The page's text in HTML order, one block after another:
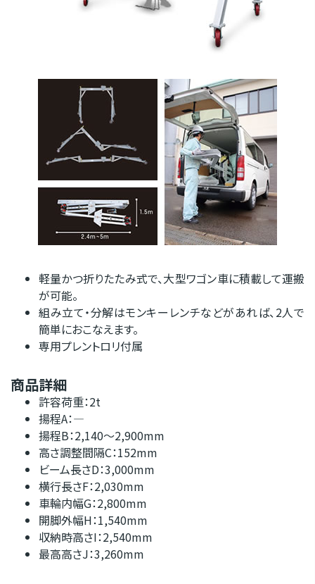
軽量かつ折りたたみ式で、大型ワゴン車に積載して運搬
が可能。
組み立て・分解はモンキーレンチなどがあれば、2人で
簡単におこなえます。
専用プレントロリ付属
商品詳細
許容荷重：2t
揚程A：―
揚程B：2,140～2,900mm
高さ調整間隔C：152mm
ビーム長さD：3,000mm
横行長さF：2,030mm
車輪内幅G：2,800mm
開脚外幅H：1,540mm
収納時高さI：2,540mm
最高高さJ：3,260mm